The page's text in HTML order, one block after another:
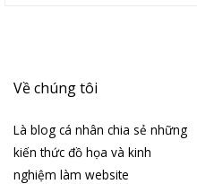
Về chúng tôi
Là blog cá nhân chia sẻ những
kiến thức đồ họa và kinh
nghiệm làm website